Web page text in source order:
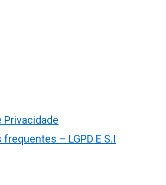
Privacidade
frequentes – LGPD E S.I